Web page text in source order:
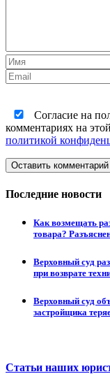
Согласие на
комментариях на
политикой
Оставить комментарий
Последние новости
Как возмещать
товара?
Верховный суд
при возврате
Верховный суд
застройщика
Статьи наших